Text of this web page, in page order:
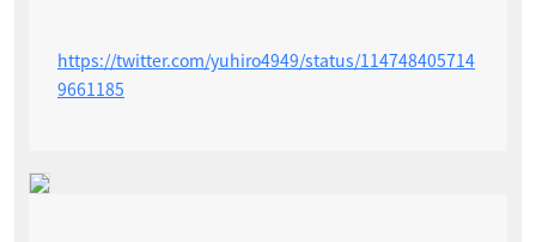
https://twitter.com/yuhiro4949/status/114748405714
9661185